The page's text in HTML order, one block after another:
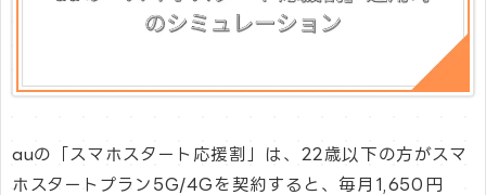
auの「スマホスタート応援割」は、22歳以下の方がスマ
ホスタートプラン5G/4Gを契約すると、毎月1,650円